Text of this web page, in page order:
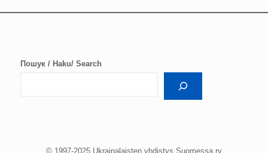
Пошук / Haku/ Search
© 1997-2025 Ukrainalaisten yhdistys Suomessa ry